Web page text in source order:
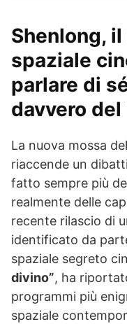
Shenlong,
spaziale
parlare di
davvero del
La nuova mossa
riaccende un
fatto sempre più
realmente delle
recente rilascio di
identificato da
spaziale segreto
divino”, ha
programmi più
spaziale